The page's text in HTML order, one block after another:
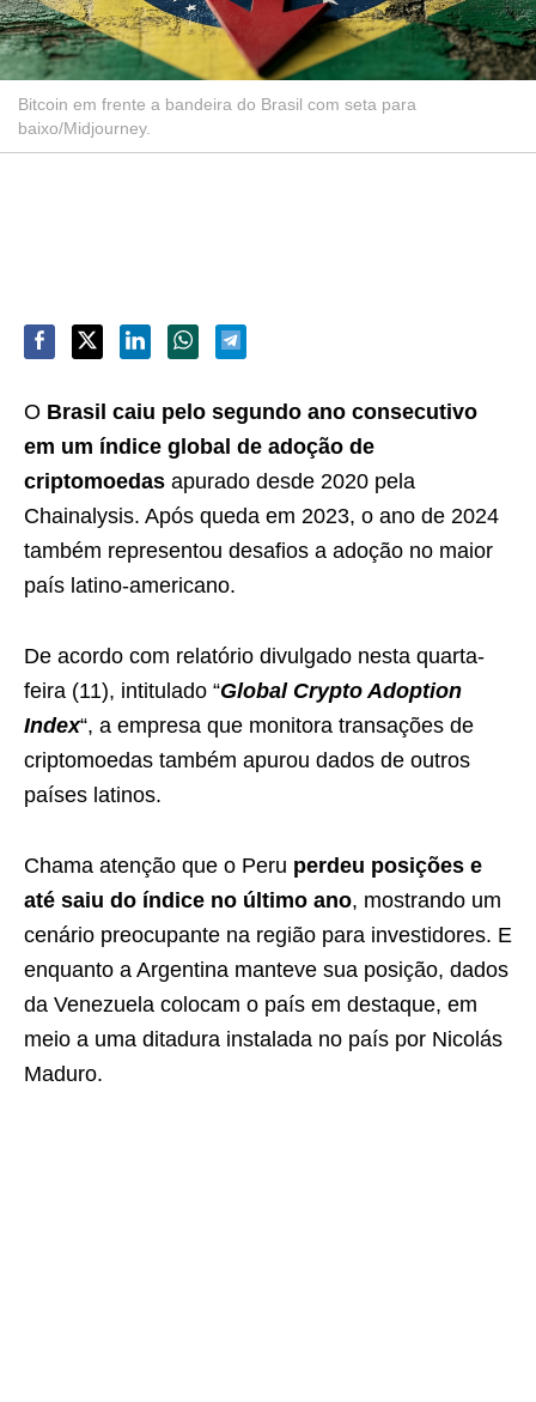
Bitcoin em frente a bandeira do Brasil com seta para
baixo/Midjourney.
O Brasil caiu pelo segundo ano consecutivo
em um índice global de adoção de
criptomoedas apurado desde 2020 pela
Chainalysis. Após queda em 2023, o ano de 2024
também representou desafios a adoção no maior
país latino-americano.
De acordo com relatório divulgado nesta quarta-
feira (11), intitulado “Global Crypto Adoption
Index“, a empresa que monitora transações de
criptomoedas também apurou dados de outros
países latinos.
Chama atenção que o Peru perdeu posições e
até saiu do índice no último ano, mostrando um
cenário preocupante na região para investidores. E
enquanto a Argentina manteve sua posição, dados
da Venezuela colocam o país em destaque, em
meio a uma ditadura instalada no país por Nicolás
Maduro.